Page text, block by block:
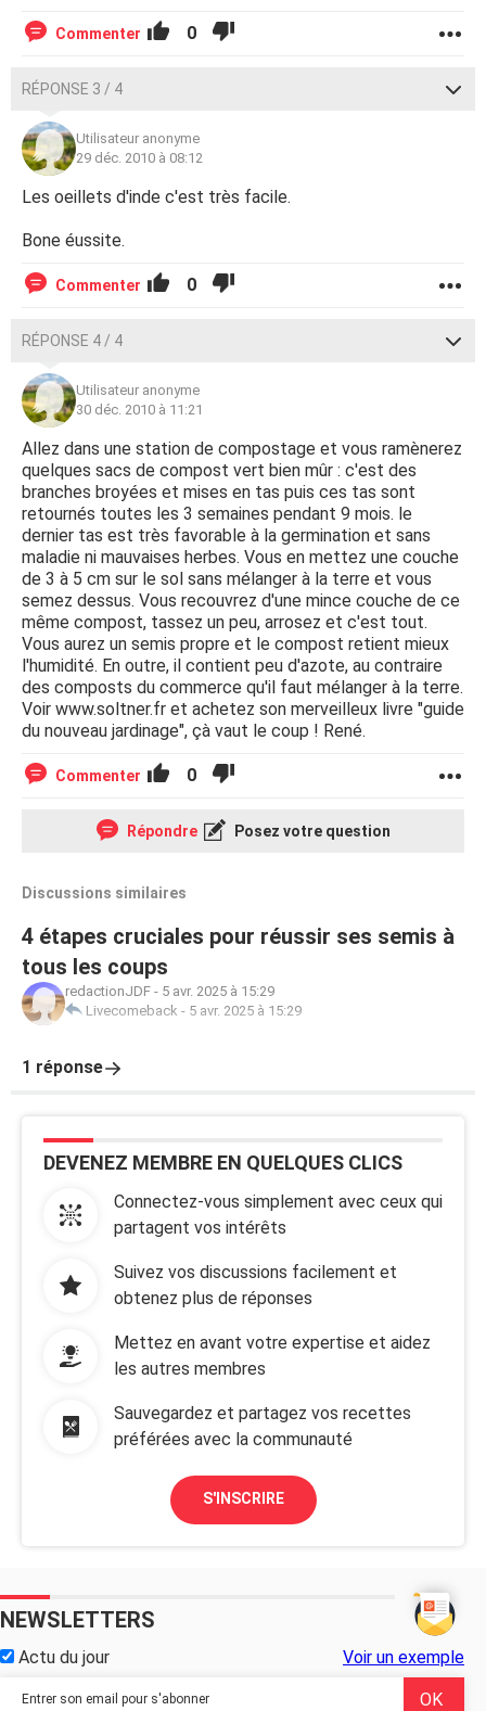
Commenter 0
RÉPONSE 3 / 4
Utilisateur anonyme
29 déc. 2010 à 08:12
Les oeillets d'inde c'est très facile.
Bone éussite.
Commenter 0
RÉPONSE 4 / 4
Utilisateur anonyme
30 déc. 2010 à 11:21
Allez dans une station de compostage et vous ramènerez
quelques sacs de compost vert bien mûr : c'est des
branches broyées et mises en tas puis ces tas sont
retournés toutes les 3 semaines pendant 9 mois. le
dernier tas est très favorable à la germination et sans
maladie ni mauvaises herbes. Vous en mettez une couche
de 3 à 5 cm sur le sol sans mélanger à la terre et vous
semez dessus. Vous recouvrez d'une mince couche de ce
même compost, tassez un peu, arrosez et c'est tout.
Vous aurez un semis propre et le compost retient mieux
l'humidité. En outre, il contient peu d'azote, au contraire
des composts du commerce qu'il faut mélanger à la terre.
Voir www.soltner.fr et achetez son merveilleux livre "guide
du nouveau jardinage", çà vaut le coup ! René.
Commenter 0
Répondre Posez votre question
Discussions similaires
4 étapes cruciales pour réussir ses semis à
tous les coups
redactionJDF - 5 avr. 2025 à 15:29
Livecomeback - 5 avr. 2025 à 15:29
1 réponse
DEVENEZ MEMBRE EN QUELQUES CLICS
Connectez-vous simplement avec ceux qui
partagent vos intérêts
Suivez vos discussions facilement et
obtenez plus de réponses
Mettez en avant votre expertise et aidez
les autres membres
Sauvegardez et partagez vos recettes
préférées avec la communauté
S'INSCRIRE
NEWSLETTERS
Actu du jour Voir un exemple